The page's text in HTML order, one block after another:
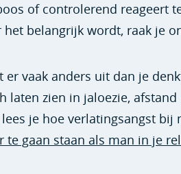
of controlerend reageert
belangrijk wordt, raak je
vaak anders uit dan je
laten zien in jaloezie,
je hoe verlatingsangst
te gaan staan als man in je